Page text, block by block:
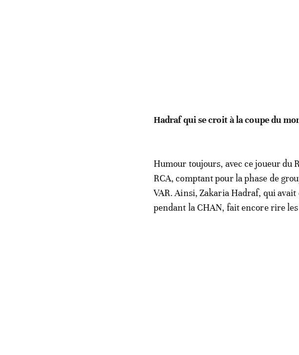
Hadraf qui se croit à la coupe du
Humour toujours, avec ce joueur du
RCA, comptant pour la phase de
VAR. Ainsi, Zakaria Hadraf, qui
pendant la CHAN, fait encore rire